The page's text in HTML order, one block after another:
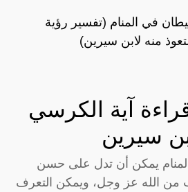
في المنام (تفسير رؤية
منه لابن سيرين)
آية الكرسي
سيرين
يمكن أن تدل على حسن
من الله عز وجل، ويمكن التعرف